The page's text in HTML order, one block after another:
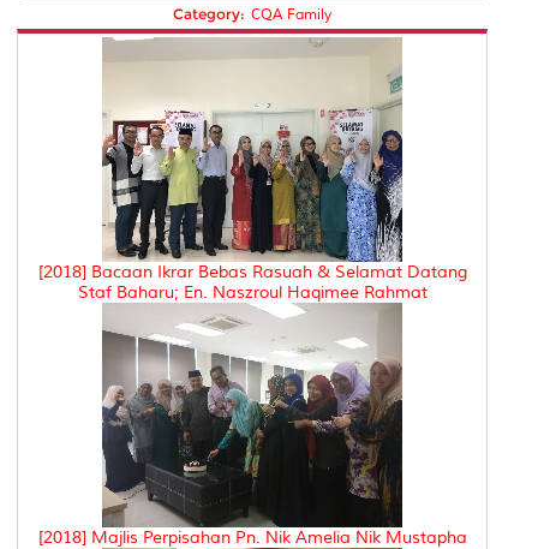
Category: CQA Family
[2018] Bacaan Ikrar Bebas Rasuah & Selamat Datang
Staf Baharu; En. Naszroul Haqimee Rahmat
[2018] Majlis Perpisahan Pn. Nik Amelia Nik Mustapha